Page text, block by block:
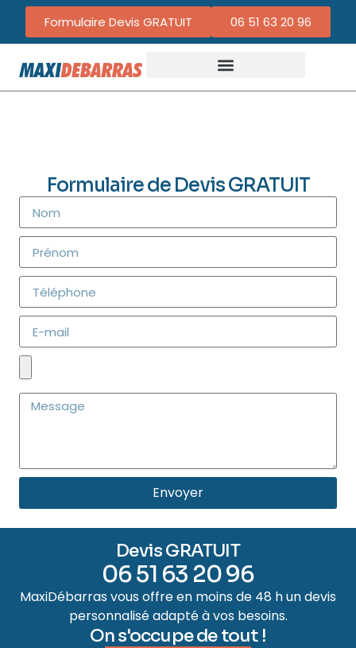
Formulaire Devis GRATUIT 06 51 63 20 96
Formulaire de Devis GRATUIT
Envoyer
Devis GRATUIT
06 51 63 20 96
MaxiDébarras vous offre en moins de 48 h un devis
personnalisé adapté à vos besoins.
On s'occupe de tout !